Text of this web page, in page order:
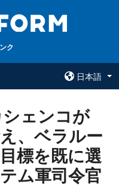
ク
日本語
ウクルインフォ
ルム
ウクルインフォル
ムについて
ェンコが
、ベラルー
標を既に選
ム軍司令官